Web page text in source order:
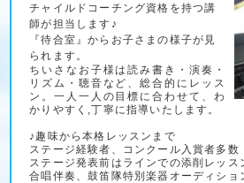
チャイルドコーチング資格を持つ講
師が担当します♪
『待合室』からお子さまの様子が見
られます。
ちいさなお子様は読み書き・演奏・
リズム・聴音など、総合的にレッス
ン。一人一人の目標に合わせて、わ
かりやすく,丁寧に指導いたします。
♪趣味から本格レッスンまで
ステージ経験者、コンクール入賞者多数
ステージ発表前はラインでの添削レッス
合唱伴奏、鼓笛隊特別楽器オーディショ